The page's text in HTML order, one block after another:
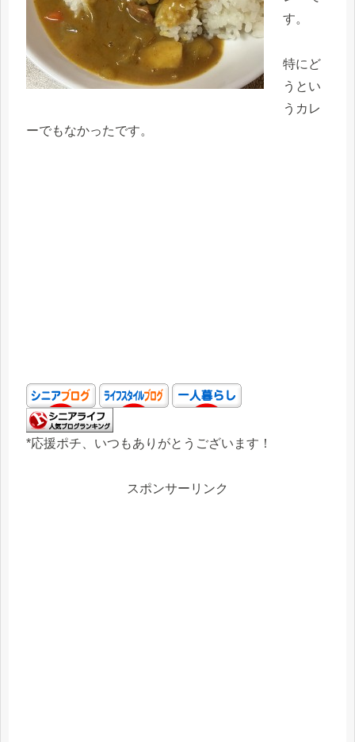
す。
特にど
うとい
うカレ
ーでもなかったです。
*応援ポチ、いつもありがとうございます！
スポンサーリンク